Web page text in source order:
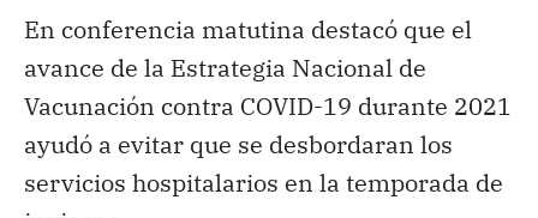
En conferencia matutina destacó que el
avance de la Estrategia Nacional de
Vacunación contra COVID-19 durante 2021
ayudó a evitar que se desbordaran los
servicios hospitalarios en la temporada de